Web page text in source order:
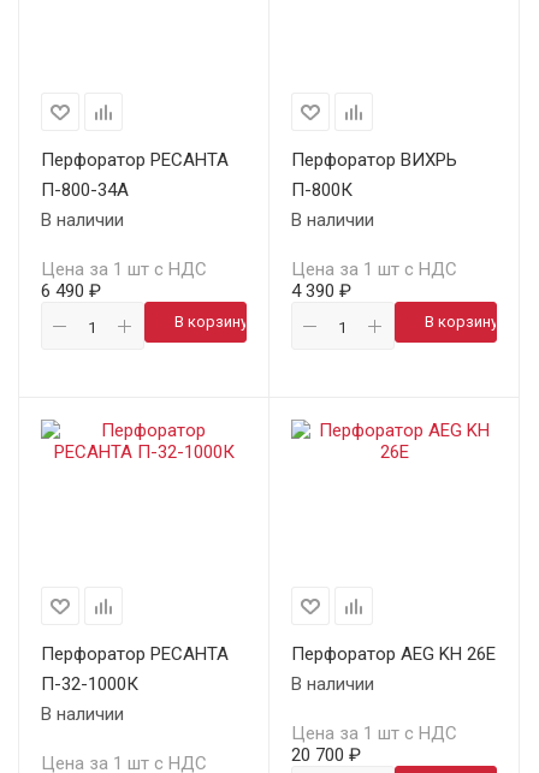
Перфоратор РЕСАНТА
П-800-34А
В наличии
Цена за 1 шт с НДС
6 490 ₽
В корзину
Перфоратор ВИХРЬ
П-800К
В наличии
Цена за 1 шт с НДС
4 390 ₽
В корзину
Перфоратор РЕСАНТА
П-32-1000К
В наличии
Цена за 1 шт с НДС
Перфоратор AEG KH 26E
В наличии
Цена за 1 шт с НДС
20 700 ₽